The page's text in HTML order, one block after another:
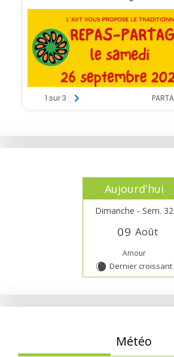
Aujourd'hui
Dimanche - Sem. 32
09 Août
Amour
X Dernier croissant
Météo